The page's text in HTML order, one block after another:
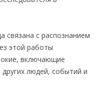
связана с распознанием
этой работы
включающие
людей, событий и